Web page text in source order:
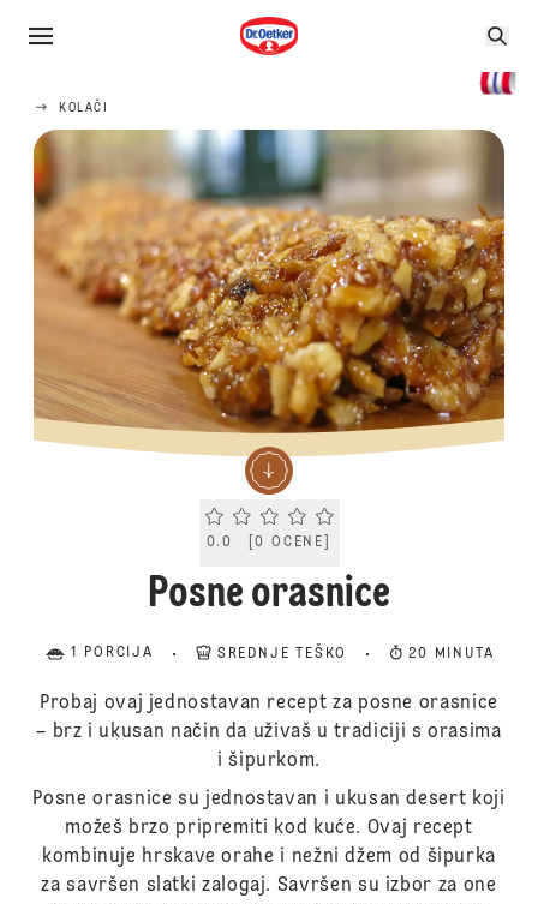
KOLAČI
Current rating 0.0. Click to rate.
0.0 [0 OCENE
Posne orasnice
1 PORCIJA SREDNJE TEŠKO 20 MINUTA
Probaj ovaj jednostavan recept za posne orasnice
– brz i ukusan način da uživaš u tradiciji s orasima
i šipurkom.
Posne orasnice su jednostavan i ukusan desert koji
možeš brzo pripremiti kod kuće. Ovaj recept
kombinuje hrskave orahe i nežni džem od šipurka
za savršen slatki zalogaj. Savršen su izbor za one